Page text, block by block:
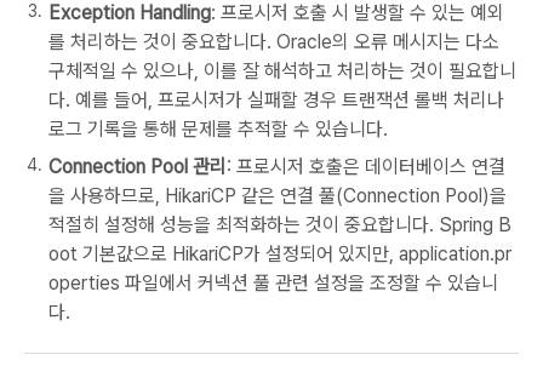
Exception Handling: 프로시저 호출 시 발생할 수 있는 예외
를 처리하는 것이 중요합니다. Oracle의 오류 메시지는 다소
구체적일 수 있으나, 이를 잘 해석하고 처리하는 것이 필요합니
다. 예를 들어, 프로시저가 실패할 경우 트랜잭션 롤백 처리나
로그 기록을 통해 문제를 추적할 수 있습니다.
Connection Pool 관리 : 프로시저 호출은 데이터베이스 연결
을 사용하므로, HikariCP 같은 연결 풀(Connection Pool)을
적절히 설정해 성능을 최적화하는 것이 중요합니다. Spring B
oot 기본값으로 HikariCP가 설정되어 있지만, application.pr
operties 파일에서 커넥션 풀 관련 설정을 조정할 수 있습니
다.